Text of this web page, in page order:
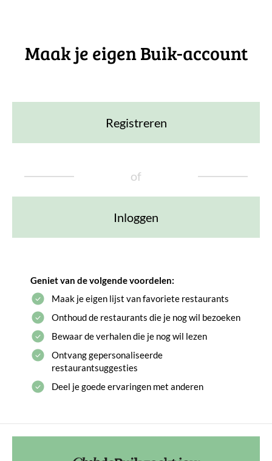
Maak je eigen Buik-account
Registreren
of
Inloggen
Geniet van de volgende voordelen:
Maak je eigen lijst van favoriete restaurants
Onthoud de restaurants die je nog wil bezoeken
Bewaar de verhalen die je nog wil lezen
Ontvang gepersonaliseerde
restaurantsuggesties
Deel je goede ervaringen met anderen